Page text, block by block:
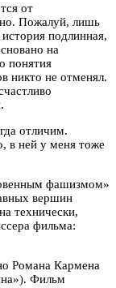
от
Пожалуй, лишь
подлинная,
на
понятия
никто не отменял.
отличим.
в ней у меня тоже
фашизмом»
вершин
технически,
фильма:
Романа Кармена
Фильм